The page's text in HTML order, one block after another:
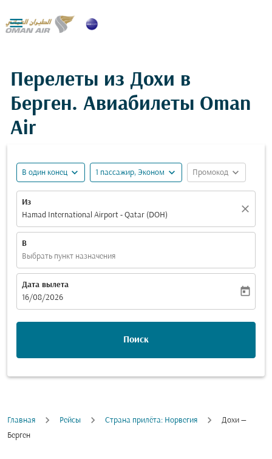

Перелеты из Дохи в
Берген. Авиабилеты Oman
Air
В один конец expand_more 1 пассажир, Эконом expand_more Промокод expand_more
Из
Hamad International Airport - Qatar (DOH)
close
В
Выбрать пункт назначения
Дата вылета
fc-booking-departure-date-aria-label
16/08/2026
today
Поиск
Главная Рейсы Cтрана прилёта: Норвегия
Дохи —
Берген